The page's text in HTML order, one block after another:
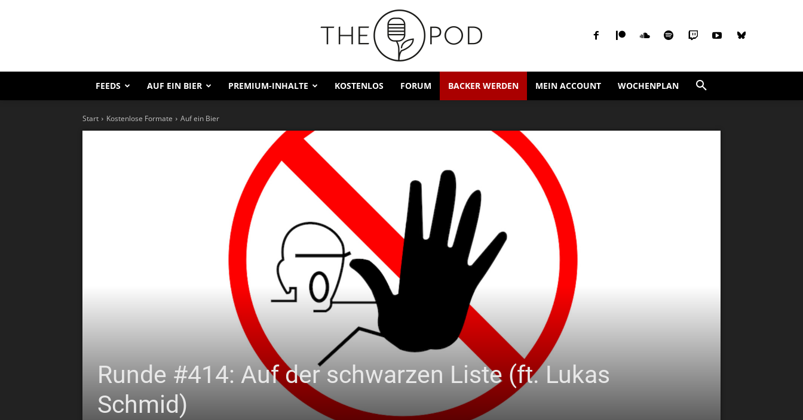
FEEDS AUF EIN BIER PREMIUM-INHALTE KOSTENLOS FORUM BACKER WERDEN MEIN ACCOUNT WOCHENPLAN
Start Kostenlose Formate Auf ein Bier
Runde #414: Auf der schwarzen Liste (ft. Lukas
Schmid)